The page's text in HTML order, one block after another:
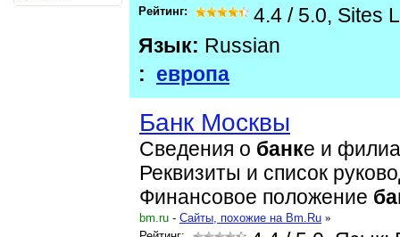
Рейтинг: 4.4 / 5.0, Sites
Язык: Russian
: европа
Банк Москвы
Сведения о банке и
Реквизиты и список
Финансовое положение
bm.ru - Cайты, похожие на Bm.Ru »